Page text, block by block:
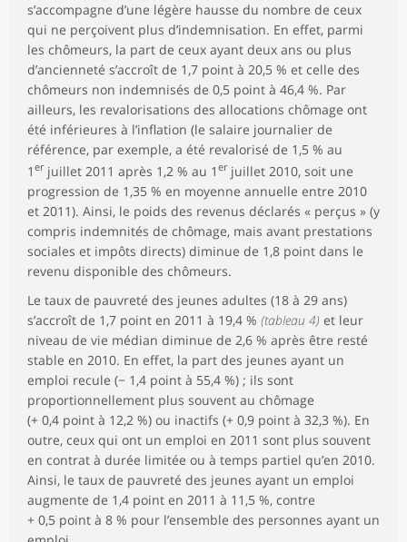
s’accompagne d’une légère hausse du nombre de ceux
qui ne perçoivent plus d’indemnisation. En effet, parmi
les chômeurs, la part de ceux ayant deux ans ou plus
d’ancienneté s’accroît de 1,7 point à 20,5 % et celle des
chômeurs non indemnisés de 0,5 point à 46,4 %. Par
ailleurs, les revalorisations des allocations chômage ont
été inférieures à l’inflation (le salaire journalier de
référence, par exemple, a été revalorisé de 1,5 % au
1 erjuillet 2011 après 1,2 % au 1 erjuillet 2010, soit une
progression de 1,35 % en moyenne annuelle entre 2010
et 2011). Ainsi, le poids des revenus déclarés « perçus » (y
compris indemnités de chômage, mais avant prestations
sociales et impôts directs) diminue de 1,8 point dans le
revenu disponible des chômeurs.
Le taux de pauvreté des jeunes adultes (18 à 29 ans)
s’accroît de 1,7 point en 2011 à 19,4 % (tableau 4) et leur
niveau de vie médian diminue de 2,6 % après être resté
stable en 2010. En effet, la part des jeunes ayant un
emploi recule (− 1,4 point à 55,4 %) ; ils sont
proportionnellement plus souvent au chômage
(+ 0,4 point à 12,2 %) ou inactifs (+ 0,9 point à 32,3 %). En
outre, ceux qui ont un emploi en 2011 sont plus souvent
en contrat à durée limitée ou à temps partiel qu’en 2010.
Ainsi, le taux de pauvreté des jeunes ayant un emploi
augmente de 1,4 point en 2011 à 11,5 %, contre
+ 0,5 point à 8 % pour l’ensemble des personnes ayant un